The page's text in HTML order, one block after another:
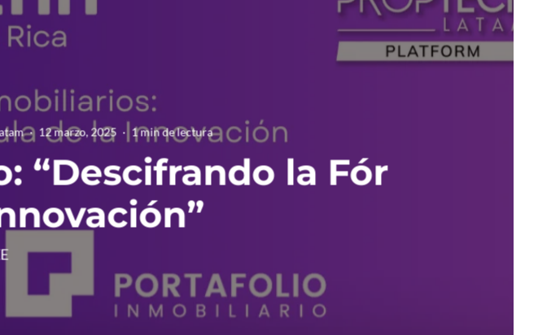
· 12 marzo, 2025 · 1 min de lectura
“Descifrando la Fór